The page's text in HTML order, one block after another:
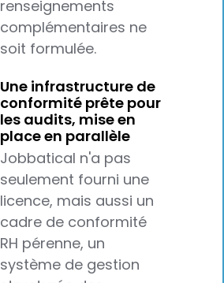
renseignements
complémentaires ne
soit formulée.
Une infrastructure de
conformité prête pour
les audits, mise en
place en parallèle
Jobbatical n'a pas
seulement fourni une
licence, mais aussi un
cadre de conformité
RH pérenne, un
système de gestion